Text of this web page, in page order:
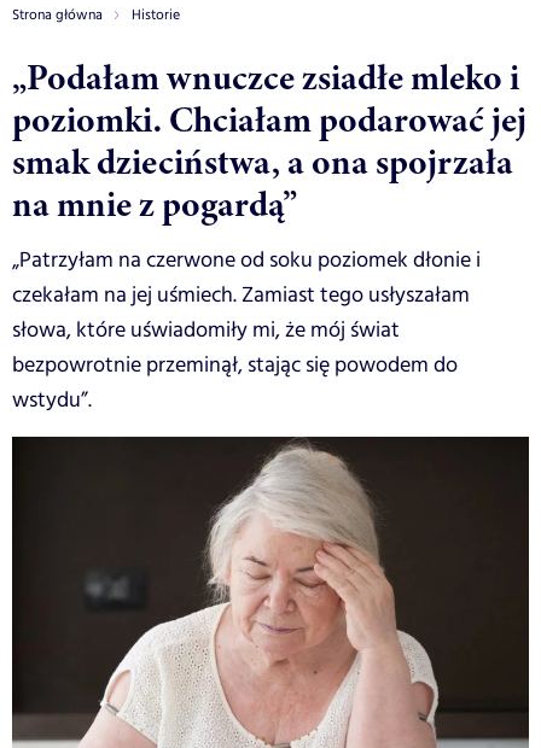
Strona główna Historie
„Podałam wnuczce zsiadłe mleko i
poziomki. Chciałam podarować jej
smak dzieciństwa, a ona spojrzała
na mnie z pogardą”
„Patrzyłam na czerwone od soku poziomek dłonie i
czekałam na jej uśmiech. Zamiast tego usłyszałam
słowa, które uświadomiły mi, że mój świat
bezpowrotnie przeminął, stając się powodem do
wstydu”.